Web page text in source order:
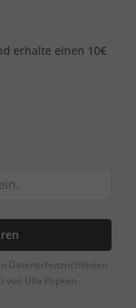
erhalte einen 10€
Datenschutzrichtlinien
von Ulla Popken